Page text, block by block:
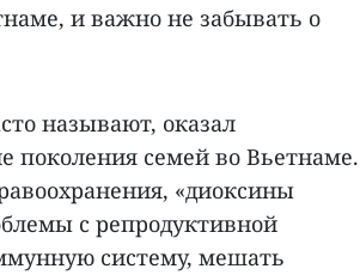
и важно не забывать о
называют, оказал
поколения семей во Вьетнаме.
«диоксины
с репродуктивной
систему, мешать